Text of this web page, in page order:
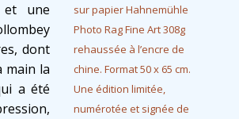
et une
dont
main la
a été
sur papier Hahnemühle
Photo Rag Fine Art 308g
rehaussée à l’encre de
chine. Format 50 x 65 cm.
Une édition limitée,
numérotée et signée de